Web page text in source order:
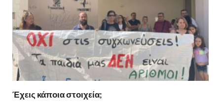
Έχεις κάποια στοιχεία;